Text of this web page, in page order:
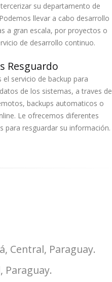
su departamento de
llevar a cabo desarrollo
a gran escala, por proyectos o
de desarrollo continuo.
Resguardo
el servicio de backup para
de los sistemas, a traves de
backups automaticos o
Le ofrecemos diferentes
para resguardar su información.
Central, Paraguay.
Paraguay.